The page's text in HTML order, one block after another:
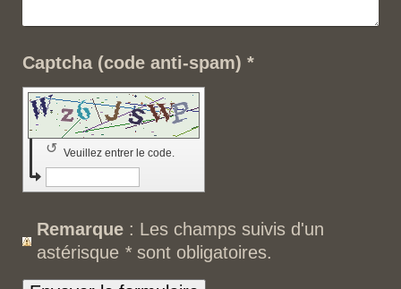
Captcha (code anti-spam) *
Veuillez entrer le code.
↺
Remarque : Les champs suivis d'un
astérisque * sont obligatoires.